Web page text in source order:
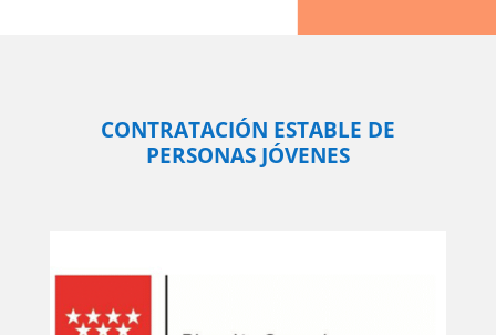
CONTRATACIÓN ESTABLE DE
PERSONAS JÓVENES